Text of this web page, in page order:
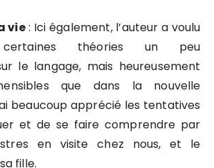
vie: Ici également, l’auteur a voulu
certaines théories un peu
le langage, mais heureusement
que dans la nouvelle
beaucoup apprécié les tentatives
et de se faire comprendre par
en visite chez nous, et le
fille.